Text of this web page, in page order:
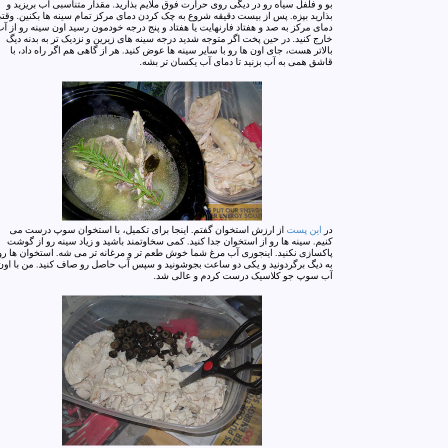
بو و فلفل سیاه رو در دیگی روی حرارت فوق ملایم بذارید. مقدار متناسبی آب بریزید و
بذارید بپزه. پس از بیست دقیقه شروع به چک کردن دمای مرکز تمام سینه ها بکنین.
دمای مرکز به صد و هفتاد فارنهایت یا هفتاد و پنج درجه خودمون رسید اون سینه رو از
خارج کنید. در حین پخت اگر متوجه شدید درجه سینه های زیرین و نزدیک تر به بدنه دیگ
بالاتر هست، جای اون ها رو با سایر سینه ها عوض کنید. هر از گاهی هم اگر راه داد، با
قاشق همی به آب بزنید تا دمای آب یکسان تر بشه.
در این پست از ارزش استخوان گفتم. اینجا برای تکمیل، با استخوان سوپ درست می
کنیم. سینه ها رو از استخوان جدا کنید. کمی سخاوتمند باشید و زیاد سینه رو از گوشت
پاکسازی نکنید. اینجوری آب مرغ شما خوش طعم تر و مرغانه تر می شه. استخوان ها
به دیگ برگردونید و یکی دو ساعت بجوشونید و سپس آب حاصل رو صاف کنید. من با
آب سوپ جو کلاسیک درست کردم و عالی شد.